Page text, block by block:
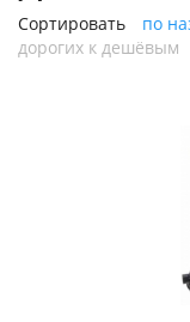
Сортировать по
дорогих к дешёвым